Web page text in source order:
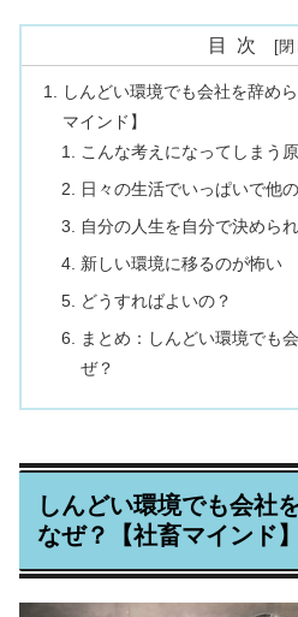
目次
しんどい環境でも会社を辞め
マインド】
こんな考えになってしまう
日々の生活でいっぱいで他
自分の人生を自分で決めら
新しい環境に移るのが怖い
どうすればよいの？
まとめ：しんどい環境でも
ぜ？
しんどい環境でも会社
なぜ？【社畜マインド】